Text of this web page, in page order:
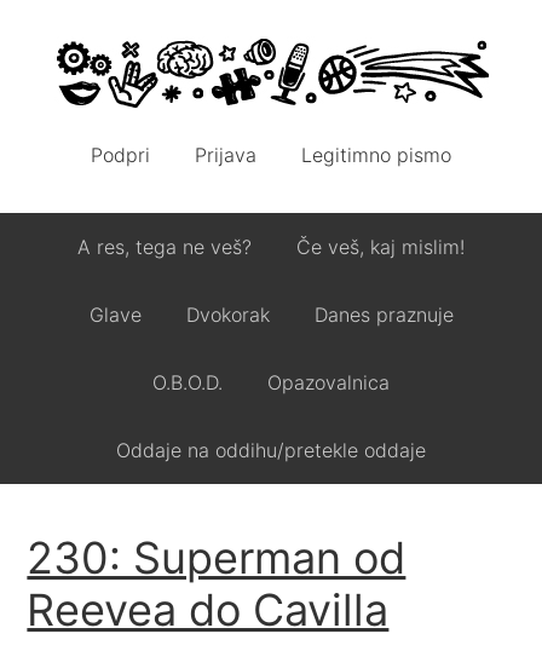
Podpri Prijava Legitimno pismo
A res, tega ne veš? Če veš, kaj mislim!
Glave Dvokorak Danes praznuje
O.B.O.D. Opazovalnica
Oddaje na oddihu/pretekle oddaje
230: Superman od
Reevea do Cavilla